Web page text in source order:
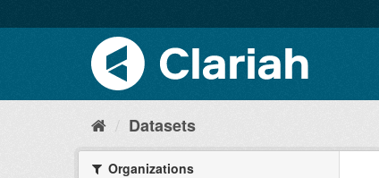
Datasets
Organizations